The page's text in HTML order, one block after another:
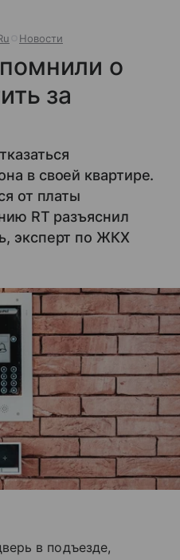
Новости
о
за
в своей квартире.
от платы
RT разъяснил
эксперт по ЖКХ
в подъезде,